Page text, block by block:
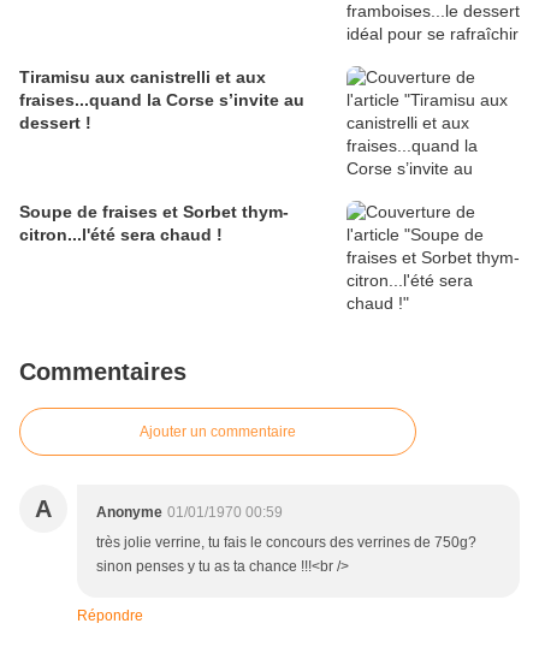
Tiramisu aux canistrelli et aux
fraises...quand la Corse s’invite au
dessert !
Soupe de fraises et Sorbet thym-
citron...l'été sera chaud !
Commentaires
Ajouter un commentaire
A Anonyme 01/01/1970 00:59
très jolie verrine, tu fais le concours des verrines de 750g?
sinon penses y tu as ta chance !!!<br />
Répondre